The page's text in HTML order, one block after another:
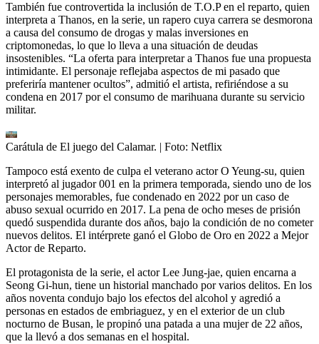
También fue controvertida la inclusión de T.O.P en el reparto, quien
interpreta a Thanos, en la serie, un rapero cuya carrera se desmorona
a causa del consumo de drogas y malas inversiones en
criptomonedas, lo que lo lleva a una situación de deudas
insostenibles. “La oferta para interpretar a Thanos fue una propuesta
intimidante. El personaje reflejaba aspectos de mi pasado que
preferiría mantener ocultos”, admitió el artista, refiriéndose a su
condena en 2017 por el consumo de marihuana durante su servicio
militar.
Carátula de El juego del Calamar. | Foto: Netflix
Tampoco está exento de culpa el veterano actor O Yeung-su, quien
interpretó al jugador 001 en la primera temporada, siendo uno de los
personajes memorables, fue condenado en 2022 por un caso de
abuso sexual ocurrido en 2017. La pena de ocho meses de prisión
quedó suspendida durante dos años, bajo la condición de no cometer
nuevos delitos. El intérprete ganó el Globo de Oro en 2022 a Mejor
Actor de Reparto.
El protagonista de la serie, el actor Lee Jung-jae, quien encarna a
Seong Gi-hun, tiene un historial manchado por varios delitos. En los
años noventa condujo bajo los efectos del alcohol y agredió a
personas en estados de embriaguez, y en el exterior de un club
nocturno de Busan, le propinó una patada a una mujer de 22 años,
que la llevó a dos semanas en el hospital.